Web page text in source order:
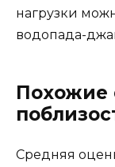
нагрузки
водопада-
Похожие
Средняя